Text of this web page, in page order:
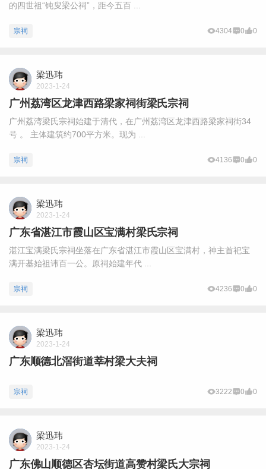
的四世祖“钝叟梁公祠”，距今五百 ...
宗祠 4304 0 0
梁迅玮
2023-1-24
广州荔湾区龙津西路梁家祠街梁氏宗祠
广州荔湾梁氏宗祠始建于清代，在广州荔湾区龙津西路梁家祠街34
号 。 主体建筑约700平方米。现为 ...
宗祠 4136 0 0
梁迅玮
2023-1-24
广东省湛江市霞山区宝满村梁氏宗祠
湛江宝满梁氏宗祠坐落在广东省湛江市霞山区宝满村，神主首祀宝
满开基始祖讳百一公。原祠始建年代 ...
宗祠 4236 0 0
梁迅玮
2023-1-24
广东顺德北滘街道莘村梁大夫祠
宗祠 3222 0 0
梁迅玮
2023-1-24
广东佛山顺德区杏坛街道高赞村梁氏大宗祠